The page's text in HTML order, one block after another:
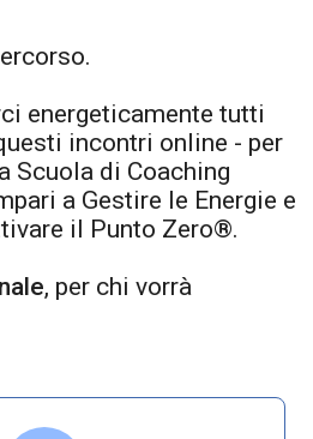
energeticamente tutti
incontri online - per
Scuola di Coaching
a Gestire le Energie e
il Punto Zero®.
, per chi vorrà